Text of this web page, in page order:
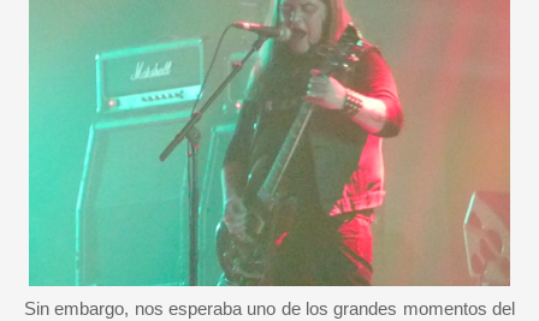
Sin embargo, nos esperaba uno de los grandes momentos del